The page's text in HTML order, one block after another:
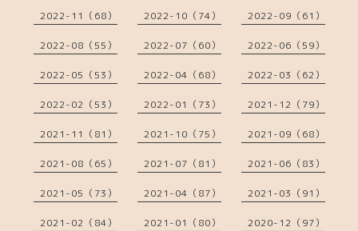
2022-11（68） 2022-10（74） 2022-09（61）
2022-08（55） 2022-07（60） 2022-06（59）
2022-05（53） 2022-04（68） 2022-03（62）
2022-02（53） 2022-01（73） 2021-12（79）
2021-11（81） 2021-10（75） 2021-09（68）
2021-08（65） 2021-07（81） 2021-06（83）
2021-05（73） 2021-04（87） 2021-03（91）
2021-02（84） 2021-01（80） 2020-12（97）